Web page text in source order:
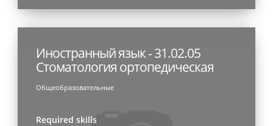
Иностранный язык - 31.02.05
Стоматология ортопедическая
Общеобразовательные
Required skills